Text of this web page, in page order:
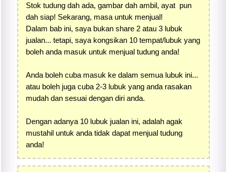
Stok tudung dah ada, gambar dah ambil, ayat pun
dah siap! Sekarang, masa untuk menjual!
Dalam bab ini, saya bukan share 2 atau 3 lubuk
jualan... tetapi, saya kongsikan 10 tempat/lubuk yang
boleh anda masuk untuk menjual tudung anda!
Anda boleh cuba masuk ke dalam semua lubuk ini...
atau boleh juga cuba 2-3 lubuk yang anda rasakan
mudah dan sesuai dengan diri anda.
Dengan adanya 10 lubuk jualan ini, adalah agak
mustahil untuk anda tidak dapat menjual tudung
anda!